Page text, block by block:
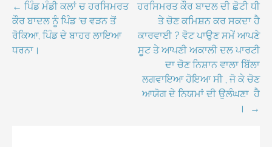
Post
navigation
← ਪਿੰਡ ਮੰਡੀ ਕਲਾਂ ਚ ਹਰਸਿਮਰਤ
ਕੌਰ ਬਾਦਲ ਨੂੰ ਪਿੰਡ ‘ਚ ਵੜਨ ਤੋਂ
ਰੋਕਿਆ, ਪਿੰਡ ਦੇ ਬਾਹਰ ਲਾਇਆ
ਧਰਨਾ।
ਹਰਸਿਮਰਤ ਕੌਰ ਬਾਦਲ ਦੀ ਛੋਟੀ ਧੀ
ਤੇ ਚੋਣ ਕਮਿਸ਼ਨ ਕਰ ਸਕਦਾ ਹੈ
ਕਾਰਵਾਈ ? ਵੋਟ ਪਾਉਣ ਸਮੇਂ ਆਪਣੇ
ਸੂਟ ਤੇ ਆਪਣੀ ਅਕਾਲੀ ਦਲ ਪਾਰਟੀ
ਦਾ ਚੋਣ ਨਿਸ਼ਾਨ ਵਾਲਾ ਬਿੱਲਾ
ਲਗਵਾਇਆ ਹੋਇਆ ਸੀ , ਜੋ ਕੇ ਚੋਣ
ਆਯੋਗ ਦੇ ਨਿਯਮਾਂ ਦੀ ਉਲੰਘਣਾ ਹੈ
। →